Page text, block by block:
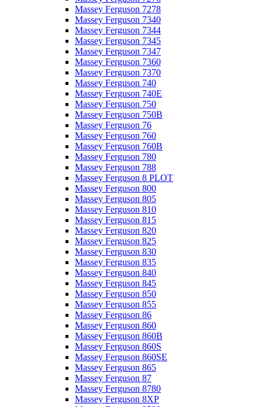
Massey Ferguson 7278
Massey Ferguson 7340
Massey Ferguson 7344
Massey Ferguson 7345
Massey Ferguson 7347
Massey Ferguson 7360
Massey Ferguson 7370
Massey Ferguson 740
Massey Ferguson 740E
Massey Ferguson 750
Massey Ferguson 750B
Massey Ferguson 76
Massey Ferguson 760
Massey Ferguson 760B
Massey Ferguson 780
Massey Ferguson 788
Massey Ferguson 8 PLOT
Massey Ferguson 800
Massey Ferguson 805
Massey Ferguson 810
Massey Ferguson 815
Massey Ferguson 820
Massey Ferguson 825
Massey Ferguson 830
Massey Ferguson 835
Massey Ferguson 840
Massey Ferguson 845
Massey Ferguson 850
Massey Ferguson 855
Massey Ferguson 86
Massey Ferguson 860
Massey Ferguson 860B
Massey Ferguson 860S
Massey Ferguson 860SE
Massey Ferguson 865
Massey Ferguson 87
Massey Ferguson 8780
Massey Ferguson 8XP